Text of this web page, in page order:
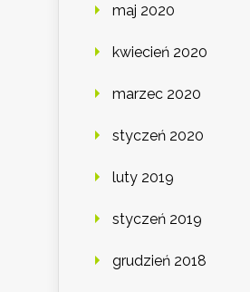
maj 2020
kwiecień 2020
marzec 2020
styczeń 2020
luty 2019
styczeń 2019
grudzień 2018